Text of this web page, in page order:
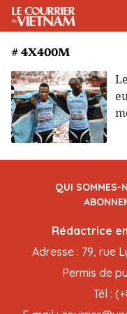
# 4X400M
QUI SOMMES-
Rédactrice
Adresse : 79, rue
Permis de
Tél :